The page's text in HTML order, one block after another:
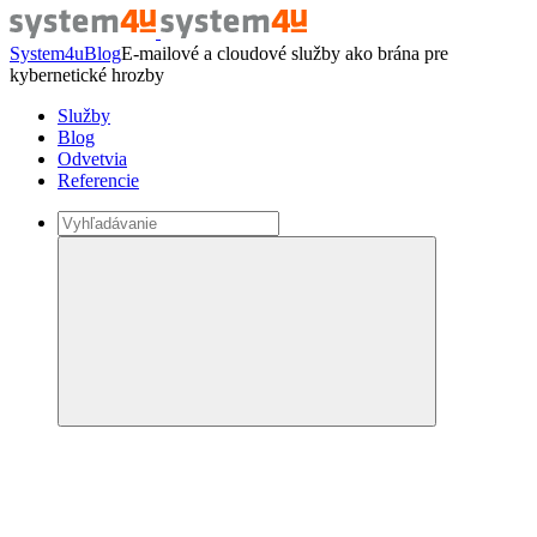
System4uBlogE-mailové a cloudové služby ako brána pre
kybernetické hrozby
Služby
Blog
Odvetvia
Referencie